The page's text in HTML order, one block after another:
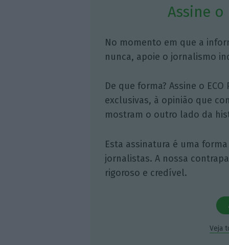
Assine o
No momento em que a
nunca, apoie o jornalismo
De que forma? Assine o
exclusivas, à opinião que
mostram o outro lado da
Esta assinatura é uma
jornalistas. A nossa
rigoroso e credível.
Veja